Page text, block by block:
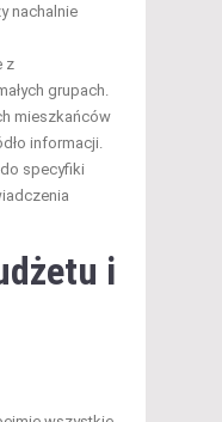
nachalnie
z
grupach.
mieszkańców
informacji.
specyfiki
i